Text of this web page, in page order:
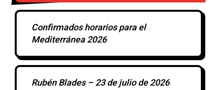
Confirmados horarios para el
Mediterránea 2026
Rubén Blades – 23 de julio de 2026